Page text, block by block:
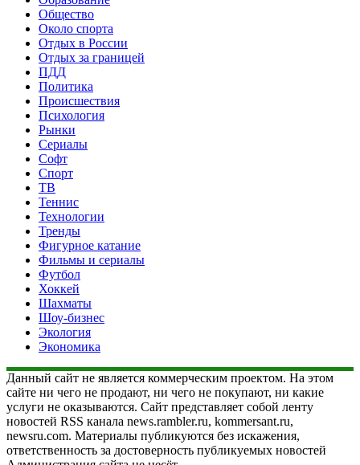
Общество
Около спорта
Отдых в России
Отдых за границей
ПДД
Политика
Происшествия
Психология
Рынки
Сериалы
Софт
Спорт
ТВ
Теннис
Технологии
Тренды
Фигурное катание
Фильмы и сериалы
Футбол
Хоккей
Шахматы
Шоу-бизнес
Экология
Экономика
Данный сайт не является коммерческим проектом. На этом
сайте ни чего не продают, ни чего не покупают, ни какие
услуги не оказываются. Сайт представляет собой ленту
новостей RSS канала news.rambler.ru, kommersant.ru,
newsru.com. Материалы публикуются без искажения,
ответственность за достоверность публикуемых новостей